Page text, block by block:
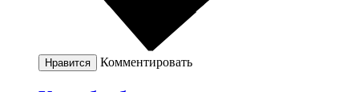
Нравится Комментировать